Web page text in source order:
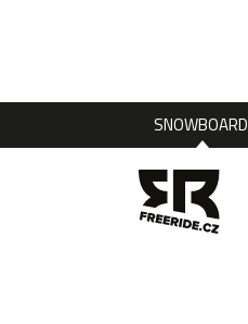
SNOWBOARD